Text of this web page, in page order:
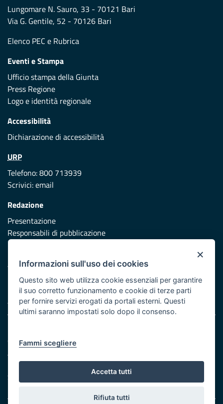
Lungomare N. Sauro, 33 - 70121 Bari
Via G. Gentile, 52 - 70126 Bari
Elenco PEC e Rubrica
Eventi e Stampa
Ufficio stampa della Giunta
Press Regione
Logo e identità regionale
Accessibilità
Dichiarazione di accessibilità
URP
Telefono: 800 713939
Scrivici:email
Redazione
Presentazione
Responsabili di pubblicazione
Vai al sito di Protezione Civile Puglia
Iniziativa finanziata con risorse del POR Puglia 2014/2020 -
Asse XI
Cookie e privacy
Atti di notifica
Feed RSS
Servizi Intranet
×
Informazioni sull'uso dei cookies
Questo sito web utilizza cookie essenziali per garantire
il suo corretto funzionamento e cookie di terze parti
per fornire servizi erogati da portali esterni. Questi
ultimi saranno impostati solo dopo il consenso.
Fammi scegliere
Accetta tutti
Rifiuta tutti